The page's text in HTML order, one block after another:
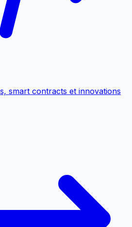
smart contracts et innovations